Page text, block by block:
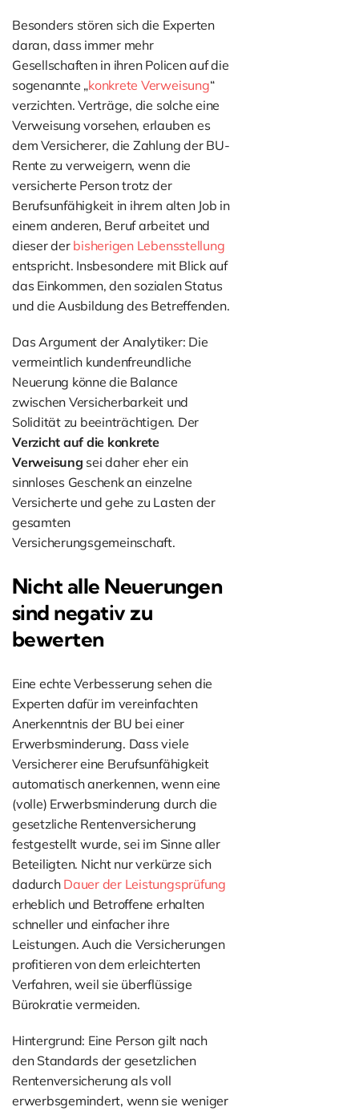
Besonders stören sich die Experten
daran, dass immer mehr
Gesellschaften in ihren Policen auf die
sogenannte „konkrete Verweisung“
verzichten. Verträge, die solche eine
Verweisung vorsehen, erlauben es
dem Versicherer, die Zahlung der BU-
Rente zu verweigern, wenn die
versicherte Person trotz der
Berufsunfähigkeit in ihrem alten Job in
einem anderen, Beruf arbeitet und
dieser der bisherigen Lebensstellung
entspricht. Insbesondere mit Blick auf
das Einkommen, den sozialen Status
und die Ausbildung des Betreffenden.
Das Argument der Analytiker: Die
vermeintlich kundenfreundliche
Neuerung könne die Balance
zwischen Versicherbarkeit und
Solidität zu beeinträchtigen. Der
Verzicht auf die konkrete
Verweisung sei daher eher ein
sinnloses Geschenk an einzelne
Versicherte und gehe zu Lasten der
gesamten
Versicherungsgemeinschaft.
Nicht alle Neuerungen
sind negativ zu
bewerten
Eine echte Verbesserung sehen die
Experten dafür im vereinfachten
Anerkenntnis der BU bei einer
Erwerbsminderung. Dass viele
Versicherer eine Berufsunfähigkeit
automatisch anerkennen, wenn eine
(volle) Erwerbsminderung durch die
gesetzliche Rentenversicherung
festgestellt wurde, sei im Sinne aller
Beteiligten. Nicht nur verkürze sich
dadurch Dauer der Leistungsprüfung
erheblich und Betroffene erhalten
schneller und einfacher ihre
Leistungen. Auch die Versicherungen
profitieren von dem erleichterten
Verfahren, weil sie überflüssige
Bürokratie vermeiden.
Hintergrund: Eine Person gilt nach
den Standards der gesetzlichen
Rentenversicherung als voll
erwerbsgemindert, wenn sie weniger